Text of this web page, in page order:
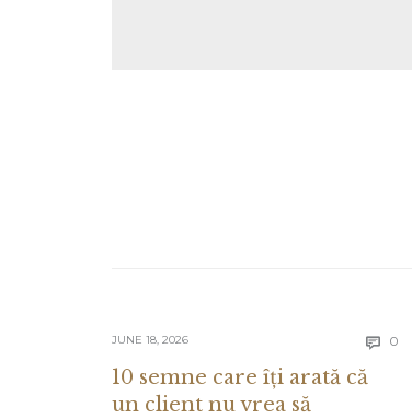
JUNE 18, 2026  0
10 semne care îți arată că
un client nu vrea să